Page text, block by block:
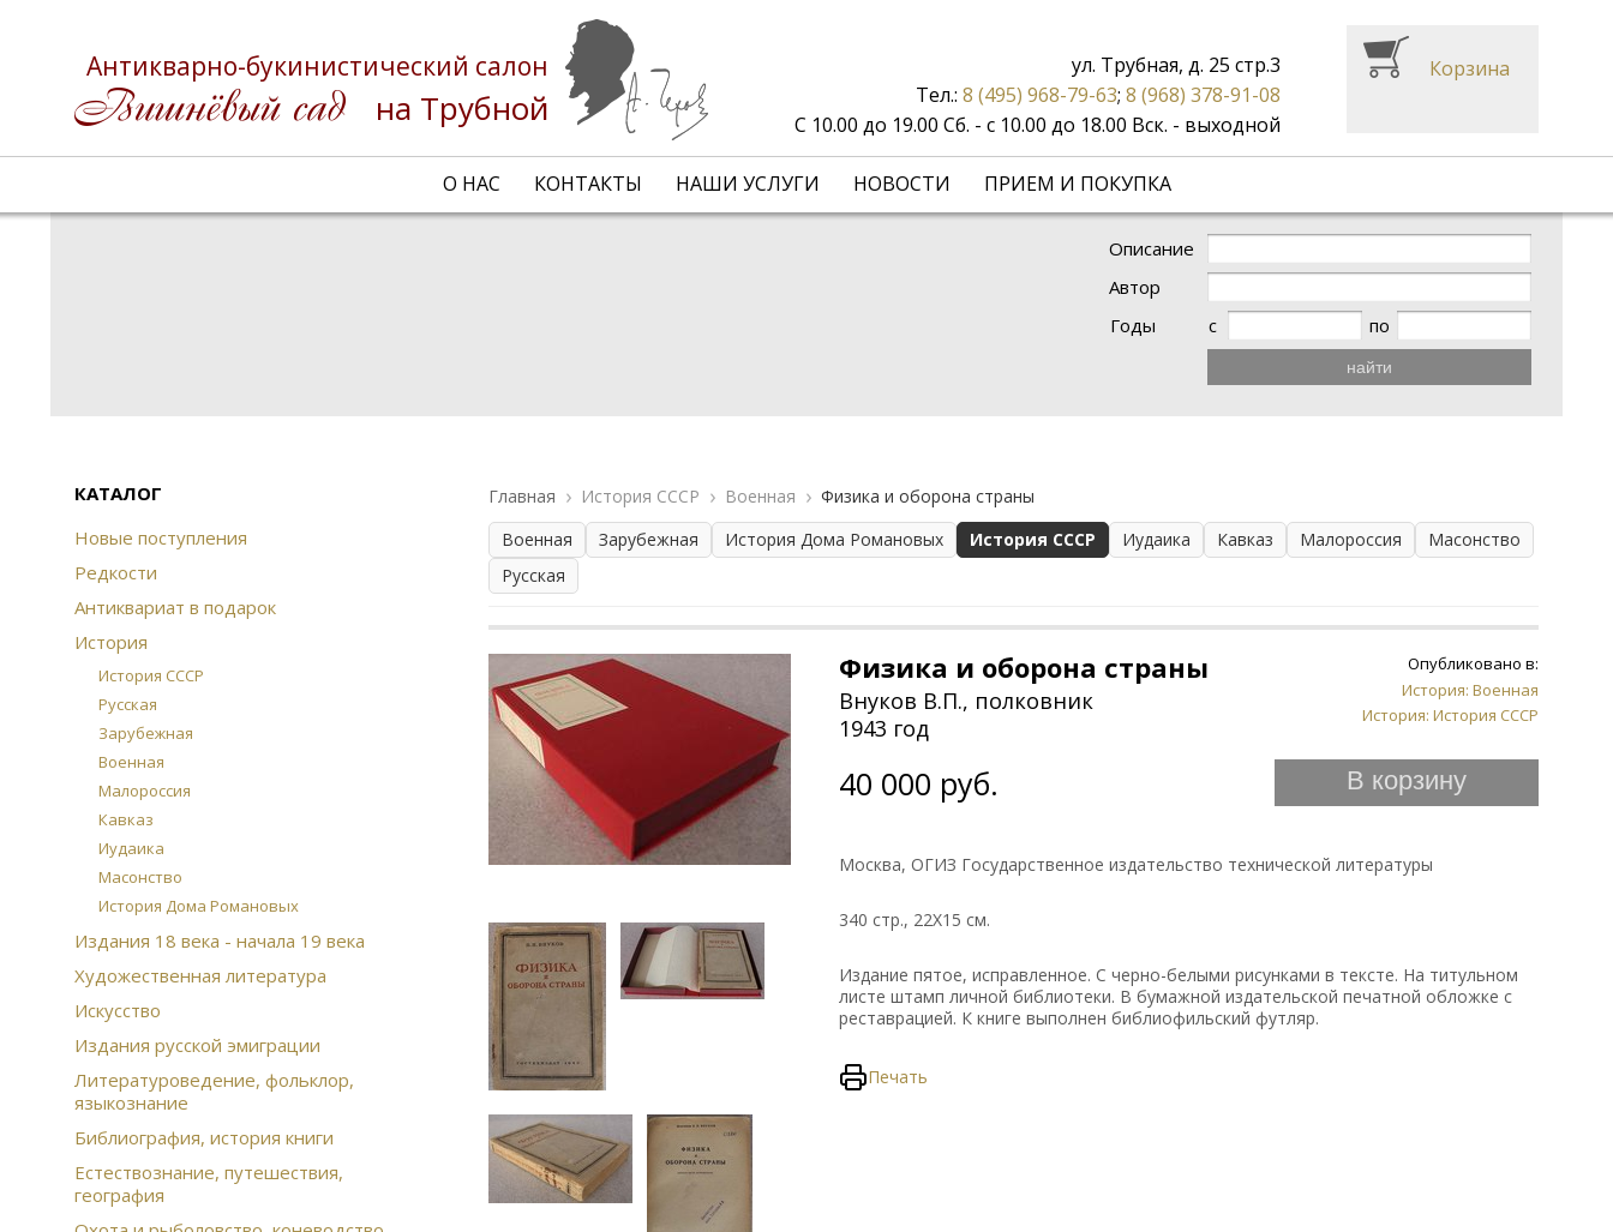
Антикварно-букинистический салон
на Трубной
О НАС КОНТАКТЫ НАШИ УСЛУГИ НОВОСТИ ПРИЕМ И ПОКУПКА
ул. Трубная, д. 25 стр.3
Тел.: 8 (495) 968-79-63; 8 (968) 378-91-08
С 10.00 до 19.00 Сб. - с 10.00 до 18.00 Вск. - выходной
Корзина
Описание
Автор
Годы
с по
найти
КАТАЛОГ
Новые поступления
Редкости
Антиквариат в подарок
История
История СССР
Русская
Зарубежная
Военная
Малороссия
Кавказ
Иудаика
Масонство
История Дома Романовых
Издания 18 века - начала 19 века
Художественная литература
Искусство
Издания русской эмиграции
Литературоведение, фольклор,
языкознание
Библиография, история книги
Естествознание, путешествия,
география
Главная История СССР Военная
Физика и оборона страны
Военная
Зарубежная История Дома Романовых История СССР Иудаика Кавказ Малороссия
Масонство
Русская
Опубликовано в:
История: Военная
История: История СССР
Физика и оборона страны
Внуков В.П., полковник
1943 год
40 000 руб. В корзину
Москва, ОГИЗ Государственное издательство технической литературы
340 стр., 22Х15 см.
Издание пятое, исправленное. С черно-белыми рисунками в тексте. На титульном
листе штамп личной библиотеки. В бумажной издательской печатной обложке с
реставрацией. К книге выполнен библиофильский футляр.
Печать